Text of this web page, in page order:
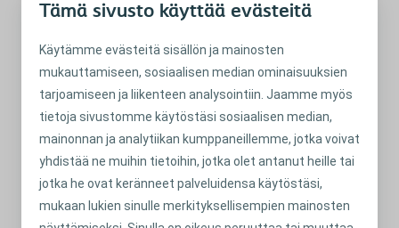
Tämä sivusto käyttää evästeitä
Käytämme evästeitä sisällön ja mainosten
mukauttamiseen, sosiaalisen median ominaisuuksien
tarjoamiseen ja liikenteen analysointiin. Jaamme myös
tietoja sivustomme käytöstäsi sosiaalisen median,
mainonnan ja analytiikan kumppaneillemme, jotka voivat
yhdistää ne muihin tietoihin, jotka olet antanut heille tai
jotka he ovat keränneet palveluidensa käytöstäsi,
mukaan lukien sinulle merkityksellisempien mainosten
Avannepussi irtoaa
Ohivuotoa liitoksesta
Onko sinulla avannesidokseen liittyviä ongelmia?
Onko sinulla seuraavanlaisia ongelmia liittyen käyttämääsi